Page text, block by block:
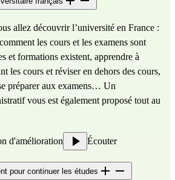
allez découvrir l’université en France :
les cours et les examens sont
et formations existent, apprendre à
les cours et réviser en dehors des cours,
préparer aux examens… Un
vous est également proposé tout au
d'amélioration Écouter
pour continuer les études